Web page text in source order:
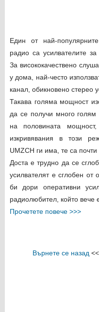
Един от най-
радио са усилвателите
За висококачествено
у дома, най-често
канал, обикновено стерео
Такава голяма мощност
да се получи много
на половината мощност,
изкривявания в този
UMZCH ги има, те са почти
Доста е трудно да се
усилвателят е сглобен от
би дори оперативни
радиолюбител, който вече
Прочетете повече >>>
Върнете се назад <<